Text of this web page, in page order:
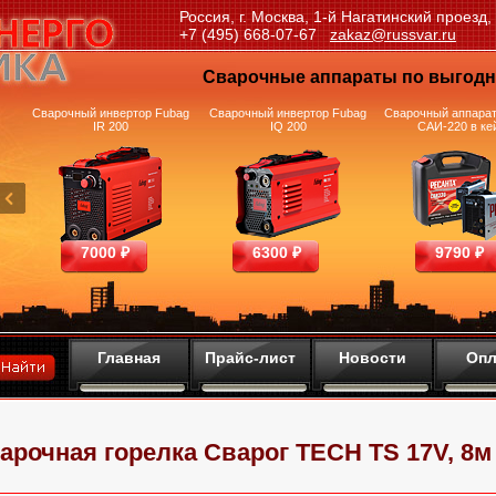
Россия, г. Москва, 1-й Нагатинский проезд,
+7 (495) 668-07-67zakaz@russvar.ru
Сварочные аппараты по
Сварочный инвертор Fubag
IR 200
7000 ₽
Сварочный инвертор Fubag
IQ 200
6300 ₽
Сварочный
САИ-220 в
9790 ₽
Главная Прайс-лист Новости
горелка Сварог TECH TS 17V, 8м